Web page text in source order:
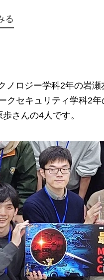
る
ロジー学科2年の岩
クセキュリティ学科2年
さんの4人です。